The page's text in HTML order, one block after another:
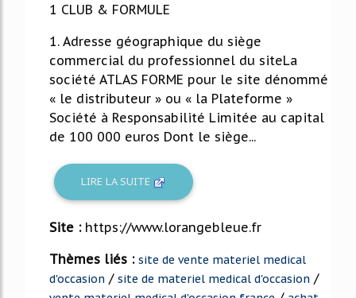
1 CLUB & FORMULE
1. Adresse géographique du siège
commercial du professionnel du siteLa
société ATLAS FORME pour le site dénommé
« le distributeur » ou « la Plateforme »
Société à Responsabilité Limitée au capital
de 100 000 euros Dont le siège...
LIRE LA SUITE
Site : https://www.lorangebleue.fr
Thèmes liés : site de vente materiel medical
d'occasion / site de materiel medical d'occasion /